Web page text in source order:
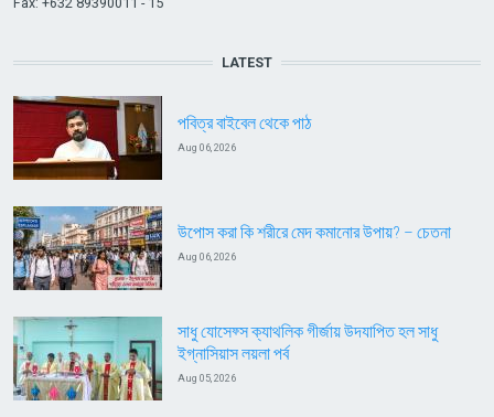
LATEST
পবিত্র বাইবেল থেকে পাঠ
Aug 06, 2026
উপোস করা কি শরীরে মেদ কমানোর উপায়? – চেতনা
Aug 06, 2026
সাধু যোসেফ্স ক্যাথলিক গীর্জায় উদযাপিত হল সাধু
ইগ্নাসিয়াস লয়লা পর্ব
Aug 05, 2026